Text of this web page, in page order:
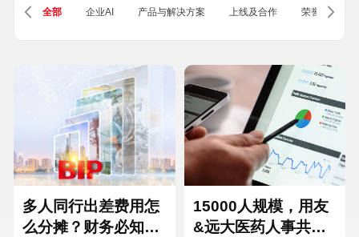
Singapore Malaysia
Thailand
Turkey
Hungary Mexico
全部 企业AI 产品与解决方案 上线及合作 荣誉及资质
多人同行出差费用怎
么分摊？财务必知的
15000人规模，用友
&远大医药人事共享